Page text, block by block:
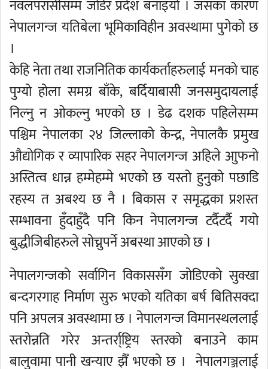
नवलपरासीसम्म जोडेर प्रदेश बनाइयो । जसका कारण
नेपालगन्ज यतिबेला भूमिकाविहीन अवस्थामा पुगेको छ
।
केहि नेता तथा राजनितिक कार्यकर्ताहरुलाई मनको चाह
पुग्यो होला समग्र बाँके, बर्दियाबासी जनसमुदायलाई
निल्नु न ओकल्नु भएको छ । डेढ दशक पहिलेसम्म
पश्चिम नेपालका २४ जिल्लाको केन्द्र, नेपालकै प्रमुख
औद्योगिक र व्यापारिक सहर नेपालगन्ज अहिले आुफनो
अस्तित्व धान्न हम्मेहम्मे भएको छ यस्तो हुनुको पछाडि
रहस्य त अबश्य छ नै । बिकास र समृद्धका प्रशस्त
सम्भावना हुँदाहुँदै पनि किन नेपालगन्ज टर्दैटर्दै गयो
बुद्धीजिबीहरुले सोच्नुपर्ने अबस्था आएको छ ।
नेपालगन्जको सर्वागिन विकाससँग जोडिएको सुक्खा
बन्दगरगाह निर्माण सुरु भएको यतिका बर्ष बितिसक्दा
पनि अपलत्र अवस्थामा छ । नेपालगन्ज विमानस्थललाई
स्तरोन्नति गरेर अन्तर्रा्ष्ट्रिय स्तरको बनाउने काम
बालुवामा पानी खन्याए झैँ भएको छ । नेपालगञ्जलाई